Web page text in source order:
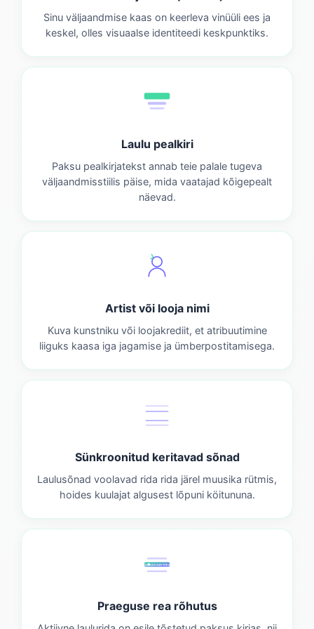
Sinu väljaandmise kaas on keerleva vinüüli ees ja
keskel, olles visuaalse identiteedi keskpunktiks.
Laulu pealkiri
Paksu pealkirjatekst annab teie palale tugeva
väljaandmisstiilis päise, mida vaatajad kõigepealt
näevad.
Artist või looja nimi
Kuva kunstniku või loojakrediit, et atribuutimine
liiguks kaasa iga jagamise ja ümberpostitamisega.
Sünkroonitud keritavad sõnad
Laulusõnad voolavad rida rida järel muusika rütmis,
hoides kuulajat algusest lõpuni köitununa.
OLEMASOLEV RIDA
Praeguse rea rõhutus